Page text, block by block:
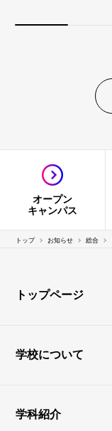
オープン
キャンパス
トップ お知らせ 総合
トップページ
学校について
学科紹介